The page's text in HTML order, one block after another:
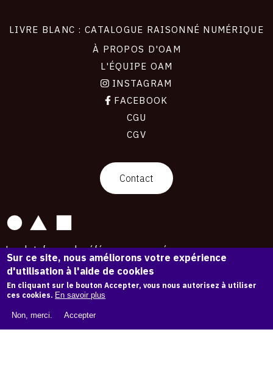
LIVRE BLANC : CATALOGUE RAISONNÉ NUMÉRIQUE
À PROPOS D'OAM
L'ÉQUIPE OAM
INSTAGRAM
FACEBOOK
CGU
CGV
Contact
La plateforme de référence pour créer,
conserver et promouvoir l'Histoire de l'Art.
Des catalogues raisonnés aux archives
d'expositions.
43 254 œuvres d'art — 7 586 expositions
Copyright © OAM 2026. Tous droits réservés.
Sur ce site, nous améliorons votre expérience
d'utilisation à l'aide de cookies
En cliquant sur le bouton Accepter, vous nous autorisez à utiliser
ces cookies. En savoir plus
Non, merci. Accepter